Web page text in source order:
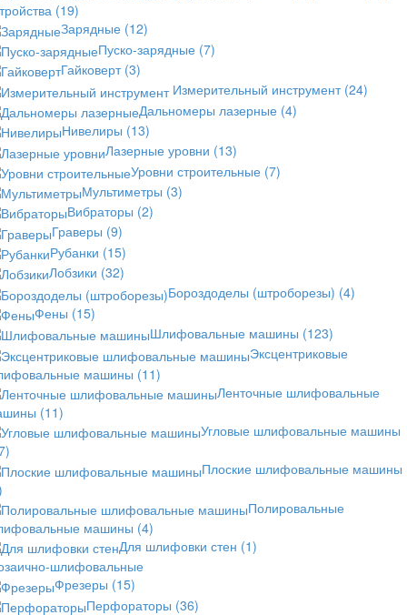
(19)
Зарядные (12)
Пуско-зарядные (7)
Гайковерт (3)
Измерительный инструмент (24)
Дальномеры лазерные (4)
Нивелиры (13)
Лазерные уровни (13)
Уровни строительные (7)
Мультиметры (3)
Вибраторы (2)
Граверы (9)
Рубанки (15)
Лобзики (32)
Бороздоделы (штроборезы) (4)
Фены (15)
Шлифовальные машины (123)
Эксцентриковые
машины (11)
Ленточные шлифовальные
(11)
Угловые шлифовальные машины
Плоские шлифовальные машины
Полировальные
машины (4)
Для шлифовки стен (1)
шлифовальные
Фрезеры (15)
Перфораторы (36)